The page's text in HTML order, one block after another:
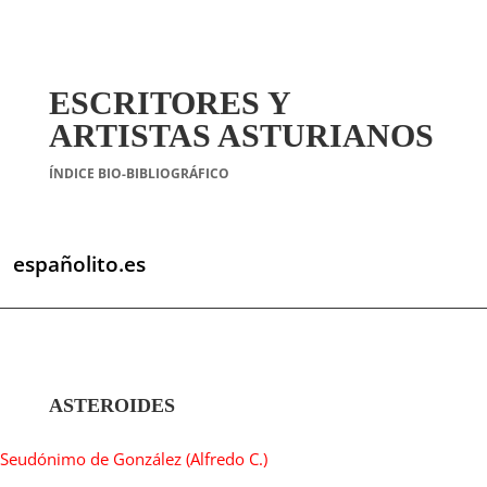
ESCRITORES Y
ARTISTAS ASTURIANOS
ÍNDICE BIO-BIBLIOGRÁFICO
españolito.es
ASTEROIDES
Seudónimo de González (Alfredo C.)